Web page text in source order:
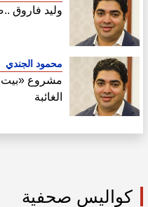
وليد فاروق
محمود الجندي
مشروع «بيت
الغائبة
كواليس صحفية